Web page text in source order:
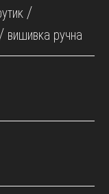
/
вишивка ручна